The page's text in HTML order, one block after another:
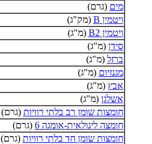
מים (גרם)
ויטמין B
(מק"ג)
ויטמין B2
(מ"ג)
סידן (מ"ג)
ברזל (מ"ג)
מגנזיום (מ"ג)
אבץ (מ"ג)
אשלגן (מ"ג)
חומצות שומן רב בלתי רוויות (גרם)
חומצה לינולאית-אומגה 6
(גרם)
חומצות שומן חד בלתי רוויות (גרם)